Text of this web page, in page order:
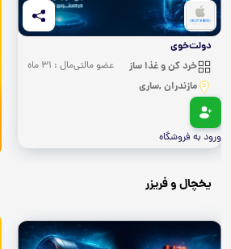
دولت‌خوی
خرد کن و غذا ساز
مازندران ,ساری
عضو مالتی‌مال : 31 ماه
ورود به فروشگاه
یخچال و فریزر